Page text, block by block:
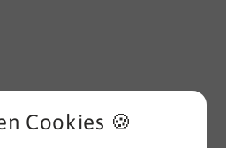
der Grundlage einer
zum Diplom-
habe ich mich mit dem
Cookies 🍪